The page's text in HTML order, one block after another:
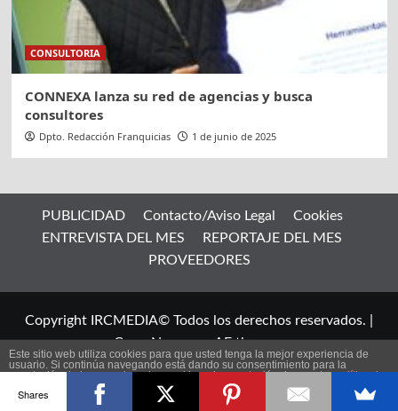
CONSULTORIA
CONNEXA lanza su red de agencias y busca
consultores
Dpto. Redacción Franquicias 1 de junio de 2025
PUBLICIDAD Contacto/Aviso Legal
Cookies
ENTREVISTA DEL MES
REPORTAJE DEL MES
PROVEEDORES
Copyright IRCMEDIA© Todos los derechos reservados.
CoverNewspor AF themes.
Este sitio web utiliza cookies para que usted tenga la mejor experiencia de
usuario. Si continúa navegando está dando su consentimiento para la
aceptación de las mencionadas cookies y la aceptación de nuestrapolítica de
, pinche el enlace para mayor información.
plugin cookies
Shares